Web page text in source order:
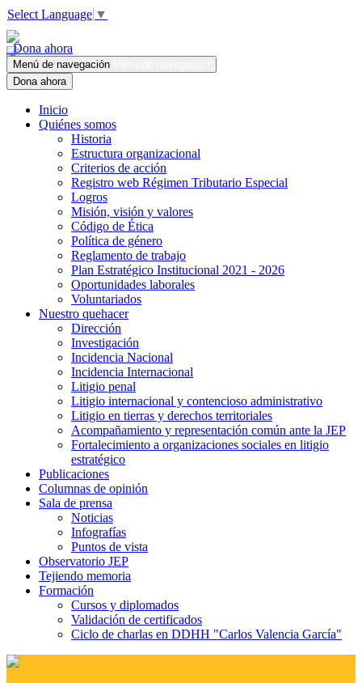
Select Language ▼
Dona ahora
Menú de navegación
Dona ahora
Inicio
Quiénes somos
Historia
Estructura organizacional
Criterios de acción
Registro web Régimen Tributario Especial
Logros
Misión, visión y valores
Código de Ética
Política de género
Reglamento de trabajo
Plan Estratégico Institucional 2021 - 2026
Oportunidades laborales
Voluntariados
Nuestro quehacer
Dirección
Investigación
Incidencia Nacional
Incidencia Internacional
Litigio penal
Litigio internacional y contencioso administrativo
Litigio en tierras y derechos territoriales
Acompañamiento y representación común ante la JEP
Fortalecimiento a organizaciones sociales en litigio
estratégico
Publicaciones
Columnas de opinión
Sala de prensa
Noticias
Infografías
Puntos de vista
Observatorio JEP
Tejiendo memoria
Formación
Cursos y diplomados
Validación de certificados
Ciclo de charlas en DDHH "Carlos Valencia García"